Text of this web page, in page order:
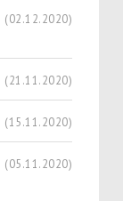
(02.12.2020)
(21.11.2020)
(15.11.2020)
(05.11.2020)